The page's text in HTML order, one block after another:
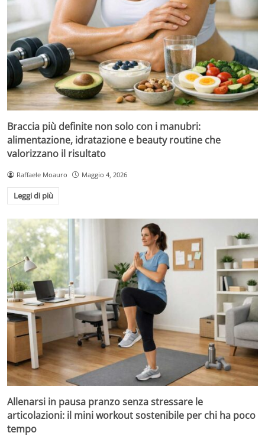
Braccia più definite non solo con i manubri:
alimentazione, idratazione e beauty routine che
valorizzano il risultato
Raffaele Moauro Maggio 4, 2026
Leggi di più
Allenarsi in pausa pranzo senza stressare le
articolazioni: il mini workout sostenibile per chi ha poco
tempo